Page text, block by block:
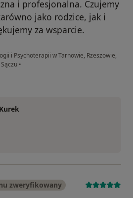
i profesjonalna. Czujemy
jako rodzice, jak i
za wsparcie.
i Psychoterapii w Tarnowie, Rzeszowie,
•
zweryfikowany